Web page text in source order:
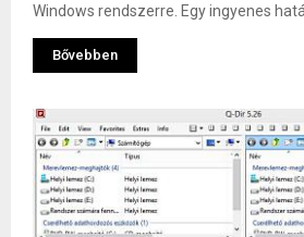
Windows rendszerre. Egy ingyenes
Bővebben